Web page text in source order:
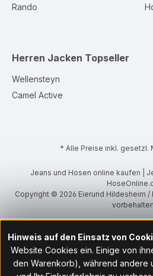
Rando
Herren Jacken Topseller
Wellensteyn
Camel Active
* Alle Preise inkl. gesetzl.
Jeans und Hosen online kaufen |
Copyright © 2026 Eierund Hildesheim
vorbehalten
Hinweis auf den Einsatz von
Website Cookies ein. Einige von
den Warenkorb), während andere